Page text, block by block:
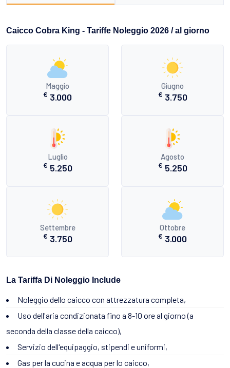
Caicco Cobra King - Tariffe Noleggio 2026 / al giorno
Maggio
€ 3.000
Giugno
€ 3.750
Luglio
€ 5.250
Agosto
€ 5.250
Settembre
€ 3.750
Ottobre
€ 3.000
La Tariffa Di Noleggio Include
Noleggio dello caicco con attrezzatura completa,
Uso dell'aria condizionata fino a 8-10 ore al giorno (a
seconda della classe della caicco),
Servizio dell'equipaggio, stipendi e uniformi,
Gas per la cucina e acqua per lo caicco,